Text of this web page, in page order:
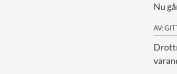
Nu
AV:
D